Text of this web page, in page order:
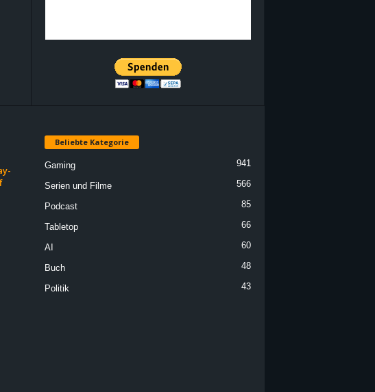
Beliebte Kategorie
Gaming 941
Serien und Filme 566
Podcast 85
Tabletop 66
AI 60
Buch 48
Politik 43